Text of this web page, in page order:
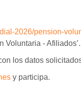
2026/pension-
Voluntaria - Afiliados’.
los datos
y participa.